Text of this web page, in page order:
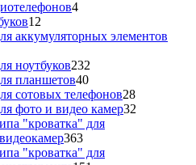
товаров
44
12
товаров
аккумуляторных элементов
ноутбуков232
планшетов4040
товаров
сотовых телефонов2828
товаров
фото и видео камер32
"кроватка" для
363363
товара
"кроватка" для